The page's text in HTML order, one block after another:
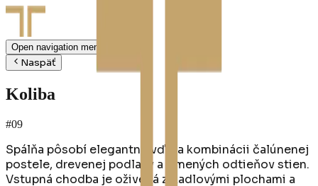
Open navigation menu
Naspäť
Koliba
#09
Spálňa pôsobí elegantne vďaka kombinácii čalúnenej
postele, drevenej podlahy a tlmených odtieňov stien.
Vstupná chodba je oživená zrkadlovými plochami a